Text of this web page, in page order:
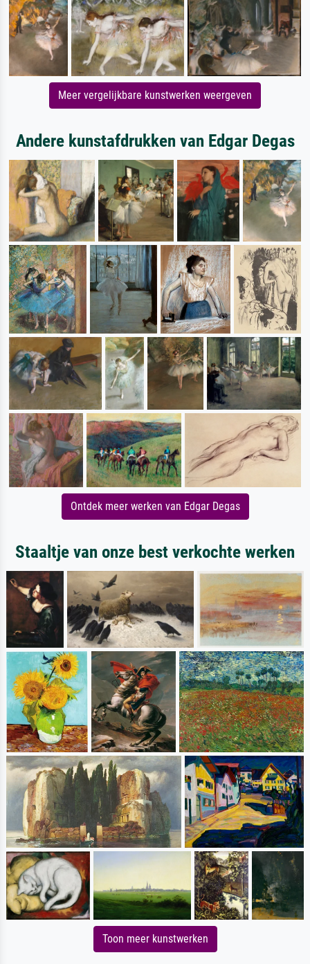
Meer vergelijkbare kunstwerken weergeven
Andere kunstafdrukken van Edgar Degas
Ontdek meer werken van Edgar Degas
Staaltje van onze best verkochte werken
Toon meer kunstwerken